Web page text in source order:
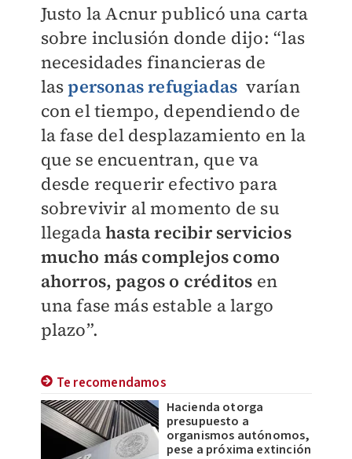
Justo la Acnur publicó una carta
sobre inclusión donde dijo: “las
necesidades financieras de
laspersonas refugiadas varían
con el tiempo, dependiendo de
la fase del desplazamiento en la
que se encuentran, que va
desde requerir efectivo para
sobrevivir al momento de su
llegadahasta recibir servicios
mucho más complejos como
ahorros, pagos o créditos en
una fase más estable a largo
plazo”.
Te recomendamos
Hacienda otorga
presupuesto a
organismos autónomos,
pese a próxima extinción